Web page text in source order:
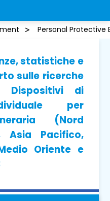
Personal Protective
statistiche e
sulle ricerche
di
per
(Nord
Asia Pacifico,
Oriente e